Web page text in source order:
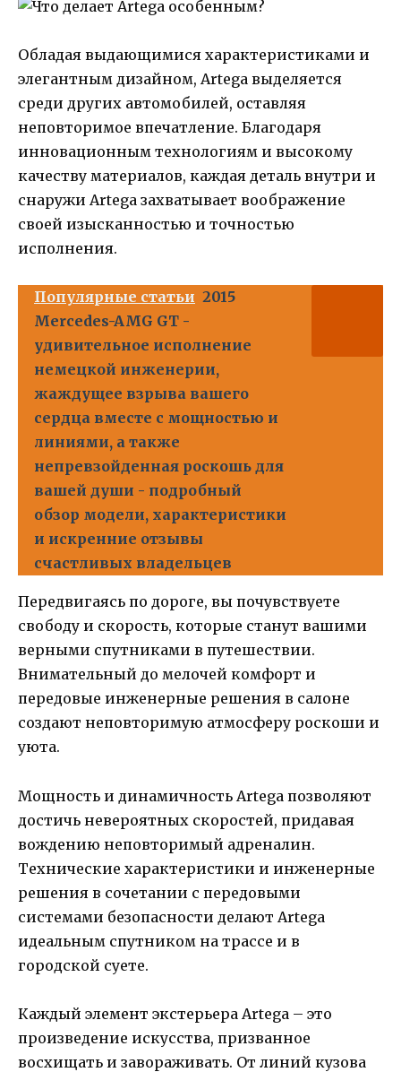
Обладая выдающимися характеристиками и
элегантным дизайном, Artega выделяется
среди других автомобилей, оставляя
неповторимое впечатление. Благодаря
инновационным технологиям и высокому
качеству материалов, каждая деталь внутри и
снаружи Artega захватывает воображение
своей изысканностью и точностью
исполнения.
Популярные статьи 2015
Mercedes-AMG GT -
удивительное исполнение
немецкой инженерии,
жаждущее взрыва вашего
сердца вместе с мощностью и
линиями, а также
непревзойденная роскошь для
вашей души - подробный
обзор модели, характеристики
и искренние отзывы
счастливых владельцев
Передвигаясь по дороге, вы почувствуете
свободу и скорость, которые станут вашими
верными спутниками в путешествии.
Внимательный до мелочей комфорт и
передовые инженерные решения в салоне
создают неповторимую атмосферу роскоши и
уюта.
Мощность и динамичность Artega позволяют
достичь невероятных скоростей, придавая
вождению неповторимый адреналин.
Технические характеристики и инженерные
решения в сочетании с передовыми
системами безопасности делают Artega
идеальным спутником на трассе и в
городской суете.
Каждый элемент экстерьера Artega – это
произведение искусства, призванное
восхищать и завораживать. От линий кузова